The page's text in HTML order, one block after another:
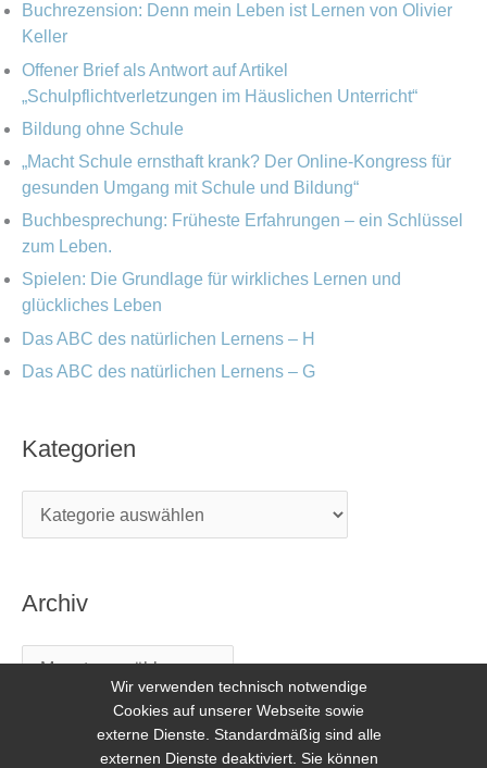
n
a
c
Buchrezension: Denn mein Leben ist Lernen von Olivier
Keller
Offener Brief als Antwort auf Artikel
„Schulpflichtverletzungen im Häuslichen Unterricht“
Bildung ohne Schule
„Macht Schule ernsthaft krank? Der Online-Kongress für
gesunden Umgang mit Schule und Bildung“
Buchbesprechung: Früheste Erfahrungen – ein Schlüssel
zum Leben.
Spielen: Die Grundlage für wirkliches Lernen und
glückliches Leben
Das ABC des natürlichen Lernens – H
Das ABC des natürlichen Lernens – G
Kategorien
i
e
n
Archiv
Wir verwenden technisch notwendige
Cookies auf unserer Webseite sowie
externe Dienste. Standardmäßig sind alle
externen Dienste deaktiviert. Sie können